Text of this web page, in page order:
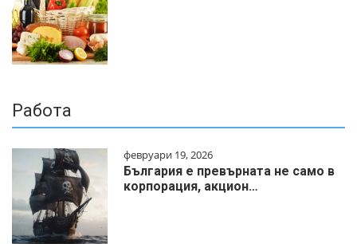
Работа
февруари 19, 2026
България е превърната не само в
корпорация, акцион…